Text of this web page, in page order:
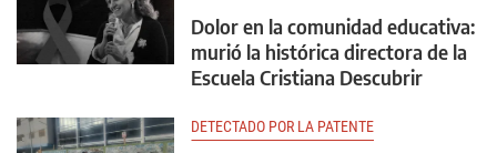
Dolor en la comunidad educativa:
murió la histórica directora de la
Escuela Cristiana Descubrir
DETECTADO POR LA PATENTE